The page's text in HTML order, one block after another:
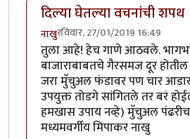
दिल्या घेतल्या वचनांची शपथ
नाखुरविवार, 27/01/2019 16:49
तुला आहे! हेच गाणे आठवले.
बाजाराबाबतचे गैरसमज दूर
जरा मुॅचुअल फंडावर पण चार
उपयुक्त तोडगे सांगितले तर बरं
हमखास उपाय नव्हे) मुॅचुअल
मध्यमवर्गीय मिपाकर नाखु